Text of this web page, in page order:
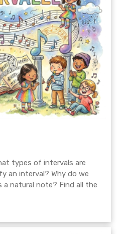
types of intervals are
an interval? Why do we
a natural note? Find all the